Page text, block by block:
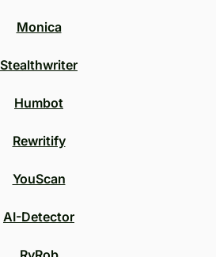
Monica
Stealthwriter
Humbot
Rewritify
YouScan
AI-Detector